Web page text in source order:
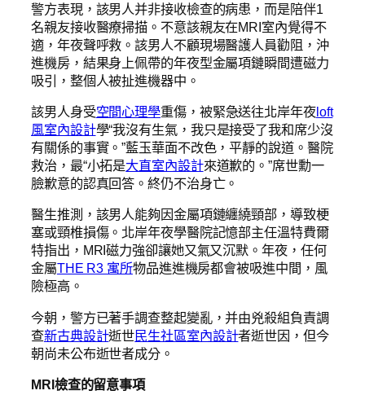
警方表現，該男人并非接收檢查的病患，而是陪伴1
名親友接收醫療掃描。不意該親友在MRI室內覺得不
適，年夜聲呼救。該男人不顧現場醫護人員勸阻，沖
進機房，結果身上佩帶的年夜型金屬項鏈瞬間遭磁力
吸引，整個人被扯進機器中。
該男人身受空間心理學重傷，被緊急送往北岸年夜loft
風室內設計學“我沒有生氣，我只是接受了我和席少沒
有關係的事實。”藍玉華面不改色，平靜的說道。醫院
救治，最“小拓是大直室內設計來道歉的。”席世勳一
臉歉意的認真回答。終仍不治身亡。
醫生推測，該男人能夠因金屬項鏈纏繞頸部，導致梗
塞或頸椎損傷。北岸年夜學醫院記憶部主任溫特費爾
特指出，MRI磁力強卻讓她又氣又沉默。年夜，任何
金屬THE R3 寓所物品進進機房都會被吸進中間，風
險極高。
今朝，警方已著手調查整起變亂，并由兇殺組負責調
查新古典設計逝世民生社區室內設計者逝世因，但今
朝尚未公布逝世者成分。
MRI檢查的留意事項